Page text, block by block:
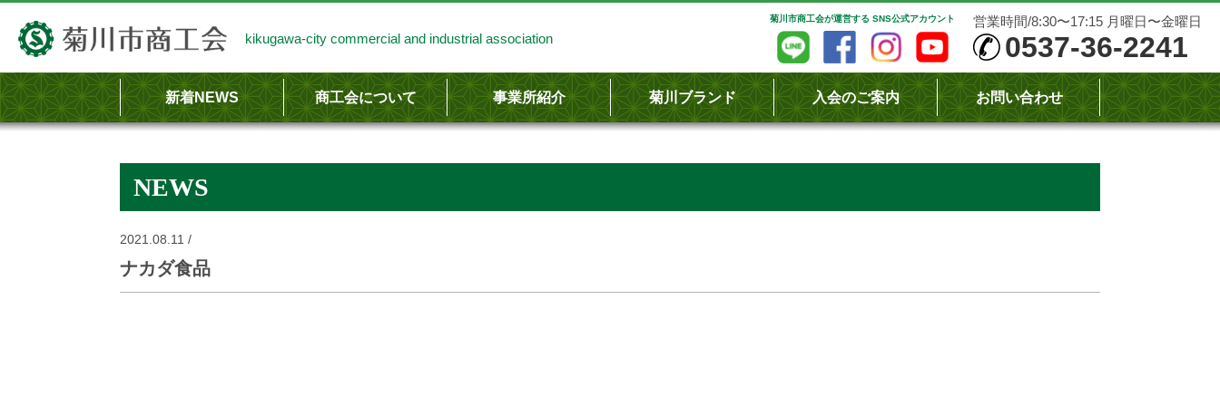
kikugawa-city commercial and industrial association
菊川市商工会が運営する SNS公式アカウント 営業時間/8:30〜17:15 月曜日〜金曜日
0537-36-2241
新着NEWS 商工会について 事業所紹介 菊川ブランド 入会のご案内 お問い合わせ
NEWS
2021.08.11 /
ナカダ食品